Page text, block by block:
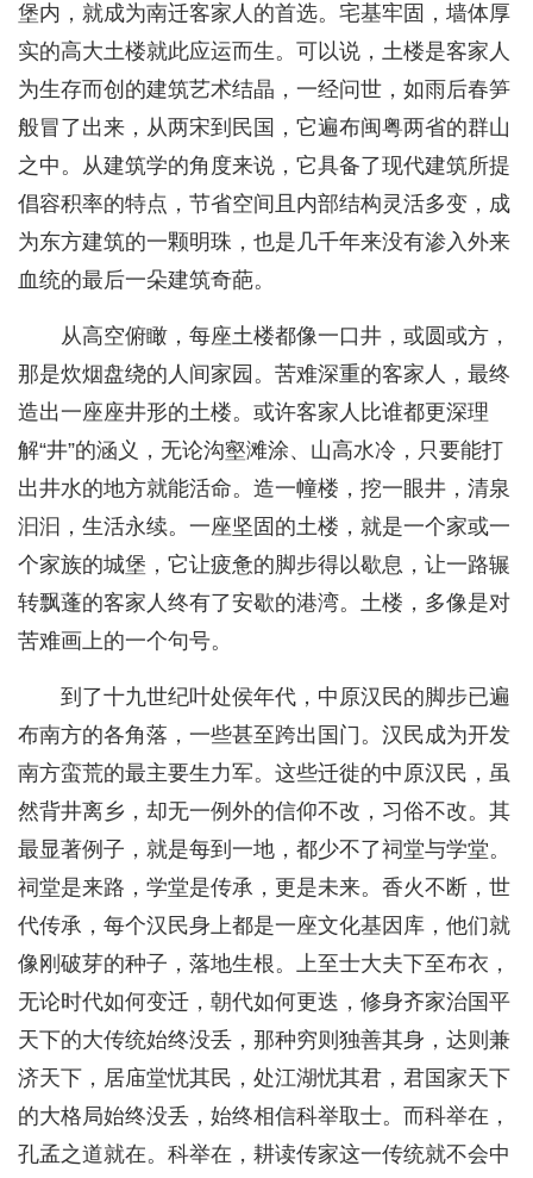
堡内，就成为南迁客家人的首选。宅基牢固，墙体厚
实的高大土楼就此应运而生。可以说，土楼是客家人
为生存而创的建筑艺术结晶，一经问世，如雨后春笋
般冒了出来，从两宋到民国，它遍布闽粤两省的群山
之中。从建筑学的角度来说，它具备了现代建筑所提
倡容积率的特点，节省空间且内部结构灵活多变，成
为东方建筑的一颗明珠，也是几千年来没有渗入外来
血统的最后一朵建筑奇葩。
从高空俯瞰，每座土楼都像一口井，或圆或方，
那是炊烟盘绕的人间家园。苦难深重的客家人，最终
造出一座座井形的土楼。或许客家人比谁都更深理
解“井”的涵义，无论沟壑滩涂、山高水冷，只要能打
出井水的地方就能活命。造一幢楼，挖一眼井，清泉
汩汩，生活永续。一座坚固的土楼，就是一个家或一
个家族的城堡，它让疲惫的脚步得以歇息，让一路辗
转飘蓬的客家人终有了安歇的港湾。土楼，多像是对
苦难画上的一个句号。
到了十九世纪叶处侯年代，中原汉民的脚步已遍
布南方的各角落，一些甚至跨出国门。汉民成为开发
南方蛮荒的最主要生力军。这些迁徙的中原汉民，虽
然背井离乡，却无一例外的信仰不改，习俗不改。其
最显著例子，就是每到一地，都少不了祠堂与学堂。
祠堂是来路，学堂是传承，更是未来。香火不断，世
代传承，每个汉民身上都是一座文化基因库，他们就
像刚破芽的种子，落地生根。上至士大夫下至布衣，
无论时代如何变迁，朝代如何更迭，修身齐家治国平
天下的大传统始终没丢，那种穷则独善其身，达则兼
济天下，居庙堂忧其民，处江湖忧其君，君国家天下
的大格局始终没丢，始终相信科举取士。而科举在，
孔孟之道就在。科举在，耕读传家这一传统就不会中